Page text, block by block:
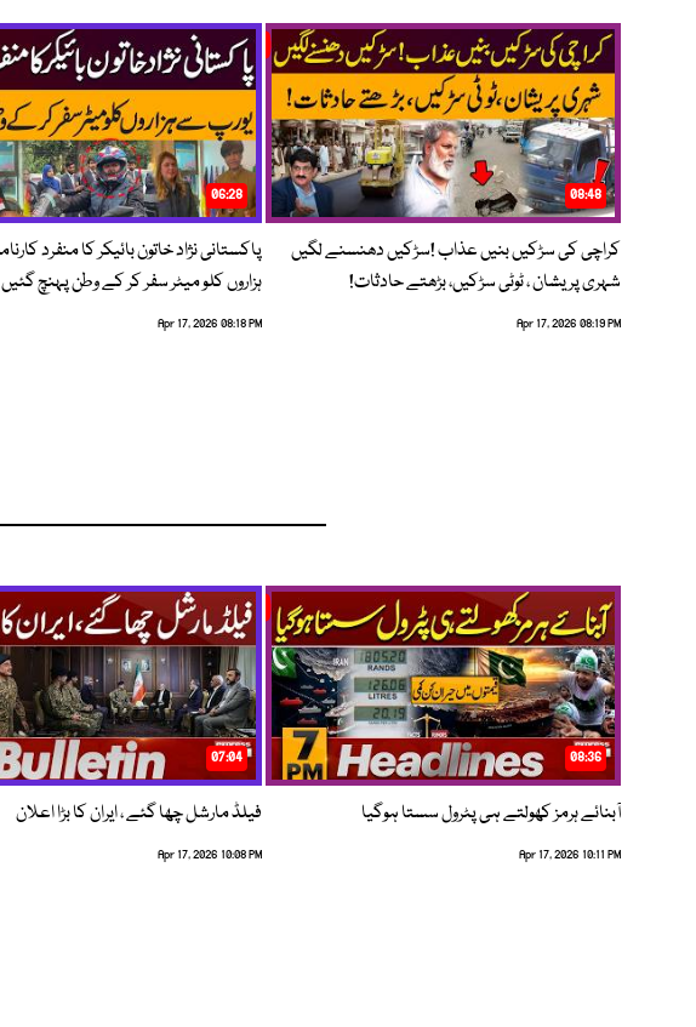
08:48
کراچی کی سڑکیں بنیں عذاب !سڑکیں دھنسنے لگیں
شہری پریشان ، ٹوٹی سڑکیں، بڑھتے حادثات!
Apr 17, 2026 08:19 PM
06:28
پاکستانی نژاد خاتون بائیکر کا منفرد
ہزاروں کلو میٹر سفر کر کے وطن پہنچ گئیں
Apr 17, 2026 08:18 PM
08:36
آبنائے ہرمز کھولتے ہی پٹرول سستا ہوگیا
Apr 17, 2026 10:11 PM
07:04
فیلڈ مارشل چھا گئے ، ایران کا بڑا اعلان
Apr 17, 2026 10:08 PM